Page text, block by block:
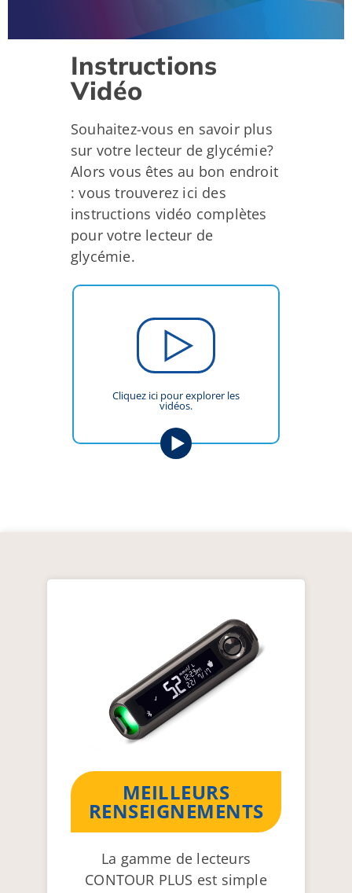
Instructions
Vidéo
Souhaitez-vous en savoir plus
sur votre lecteur de glycémie?
Alors vous êtes au bon endroit
: vous trouverez ici des
instructions vidéo complètes
pour votre lecteur de
glycémie.
Cliquez ici pour explorer les
vidéos.
MEILLEURS
RENSEIGNEMENTS
La gamme de lecteurs
CONTOUR PLUS est simple